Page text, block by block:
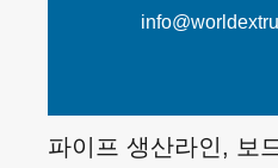
파이프 생산라인, 보